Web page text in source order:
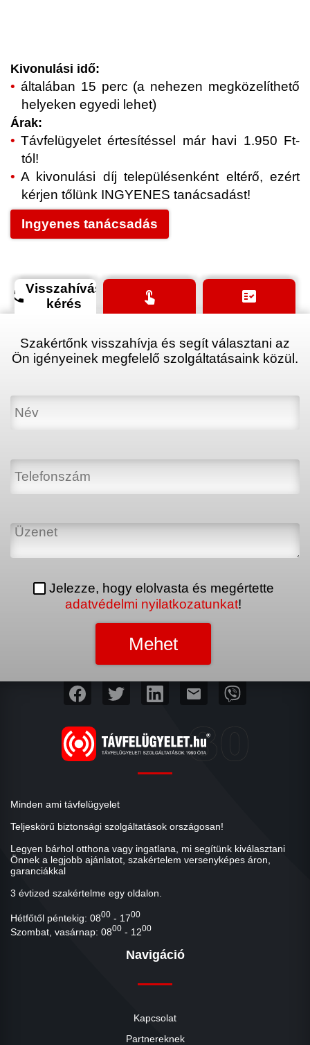
Kivonulási idő:
általában 15 perc (a nehezen megközelíthető
helyeken egyedi lehet)
Árak:
Távfelügyelet értesítéssel már havi 1.950 Ft-
tól!
A kivonulási díj településenként eltérő, ezért
kérjen tőlünk INGYENES tanácsadást!
Ingyenes tanácsadás
phoneVisszahívás
kérés
touch_app fact_check
Szakértőnk visszahívja és segít választani az
Ön igényeinek megfelelő szolgáltatásaink közül.
Jelezze, hogy elolvasta és megértette
adatvédelmi nyilatkozatunkat!
mail
Minden ami távfelügyelet
Teljeskörű biztonsági szolgáltatások országosan!
Legyen bárhol otthona vagy ingatlana, mi segítünk kiválasztani
Önnek a legjobb ajánlatot, szakértelem versenyképes áron,
garanciákkal
3 évtized szakértelme egy oldalon.
Hétfőtől péntekig: 0800 - 1700
Szombat, vasárnap: 0800 - 1200
Navigáció
Kapcsolat
Partnereknek